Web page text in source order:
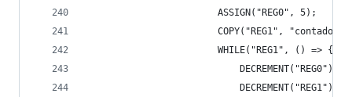
                        ASSIGN("REG0", 5);
COPY("REG1",
                        WHILE("REG1", () => {
                            DECREMENT("REG0");
                            DECREMENT("REG1");